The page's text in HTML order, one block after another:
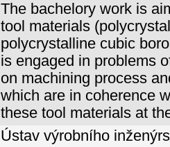
The bachelory work is
tool materials
polycrystalline cubic
is engaged in problems
on machining process
which are in coherence
these tool materials at
Ústav výrobního